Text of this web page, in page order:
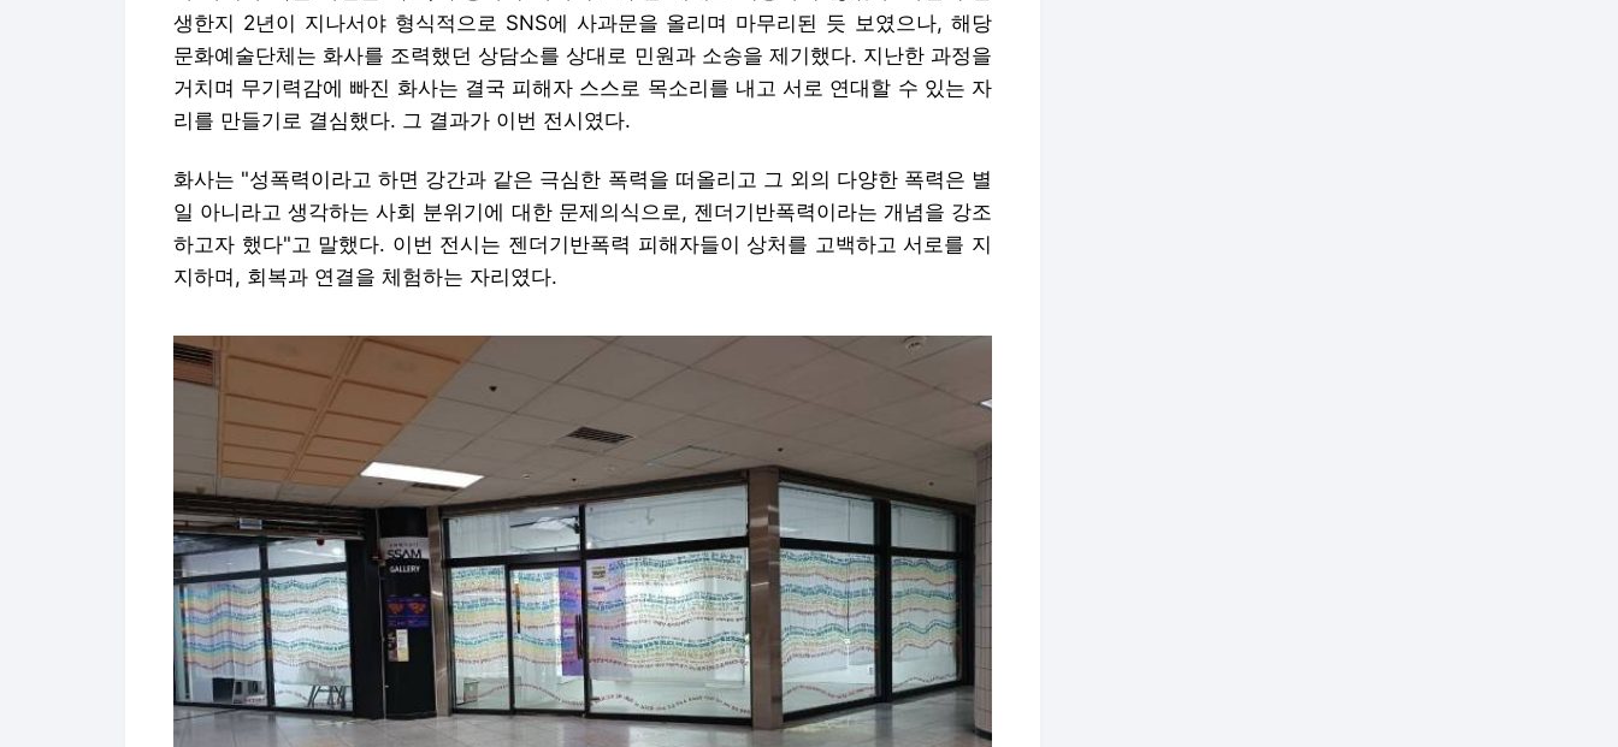
생한지 2년이 지나서야 형식적으로 SNS에 사과문을 올리며 마무리된 듯 보였으나, 해당
문화예술단체는 화사를 조력했던 상담소를 상대로 민원과 소송을 제기했다. 지난한 과정을
거치며 무기력감에 빠진 화사는 결국 피해자 스스로 목소리를 내고 서로 연대할 수 있는 자
리를 만들기로 결심했다. 그 결과가 이번 전시였다.
화사는 "성폭력이라고 하면 강간과 같은 극심한 폭력을 떠올리고 그 외의 다양한 폭력은 별
일 아니라고 생각하는 사회 분위기에 대한 문제의식으로, 젠더기반폭력이라는 개념을 강조
하고자 했다"고 말했다. 이번 전시는 젠더기반폭력 피해자들이 상처를 고백하고 서로를 지
지하며, 회복과 연결을 체험하는 자리였다.